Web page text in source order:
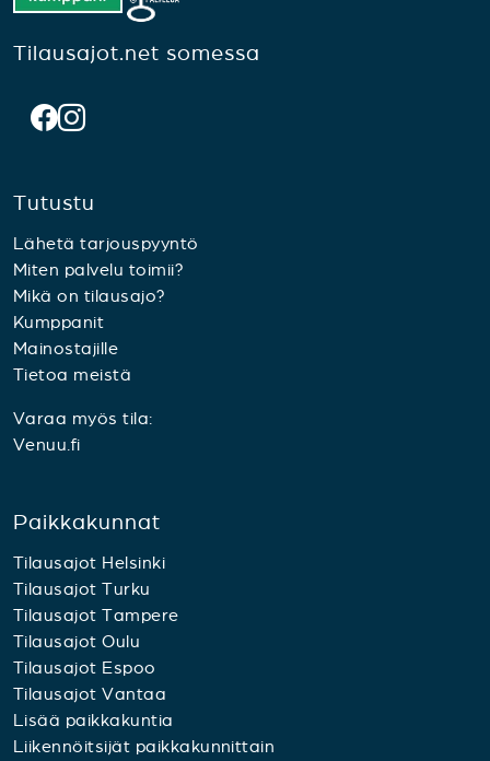
Tilausajot.net somessa
Tutustu
Lähetä tarjouspyyntö
Miten palvelu toimii?
Mikä on tilausajo?
Kumppanit
Mainostajille
Tietoa meistä
Varaa myös tila:
Venuu.fi
Paikkakunnat
Tilausajot Helsinki
Tilausajot Turku
Tilausajot Tampere
Tilausajot Oulu
Tilausajot Espoo
Tilausajot Vantaa
Lisää paikkakuntia
Liikennöitsijät paikkakunnittain